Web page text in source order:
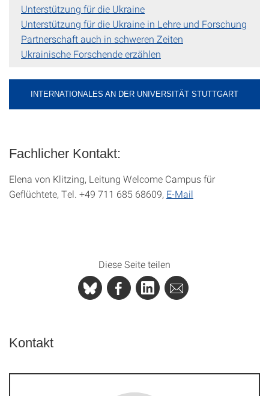
Unterstützung für die Ukraine
Unterstützung für die Ukraine in Lehre und Forschung
Partnerschaft auch in schweren Zeiten
Ukrainische Forschende erzählen
INTERNATIONALES AN DER UNIVERSITÄT STUTTGART
Fachlicher Kontakt:
Elena von Klitzing, Leitung Welcome Campus für
Geflüchtete, Tel. +49 711 685 68609, E-Mail
Diese Seite teilen
Kontakt